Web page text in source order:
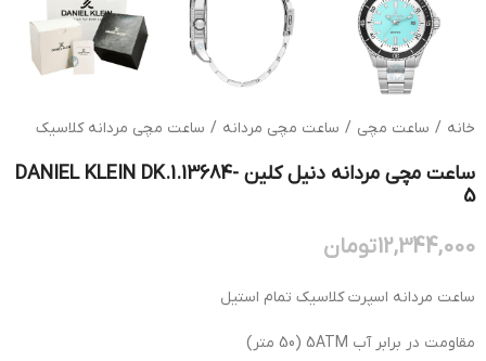
خانه / ساعت مچی / ساعت مچی مردانه / ساعت مچی مردانه کلاسیک
ساعت مچی مردانه دنیل کلین DANIEL KLEIN DK.1.13684-
5
12,344,000تومان
ساعت مردانه اسپرت کلاسیک تمام استیل
مقاومت در برابر آب 5ATM (50 متر)